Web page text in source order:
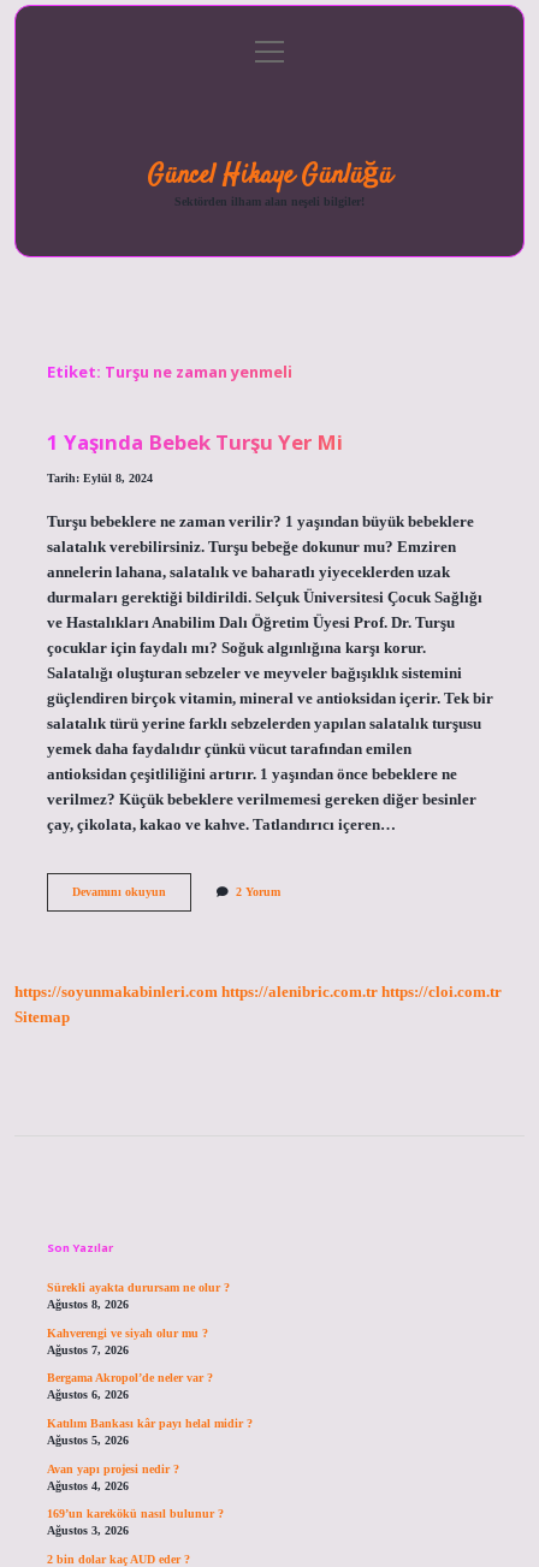
menüyü
aç
Güncel Hikaye Günlüğü
Sektörden ilham alan neşeli bilgiler!
Etiket: Turşu ne zaman yenmeli
1 Yaşında Bebek Turşu Yer Mi
Tarih: Eylül 8, 2024
Turşu bebeklere ne zaman verilir? 1 yaşından büyük bebeklere
salatalık verebilirsiniz. Turşu bebeğe dokunur mu? Emziren
annelerin lahana, salatalık ve baharatlı yiyeceklerden uzak
durmaları gerektiği bildirildi. Selçuk Üniversitesi Çocuk Sağlığı
ve Hastalıkları Anabilim Dalı Öğretim Üyesi Prof. Dr. Turşu
çocuklar için faydalı mı? Soğuk algınlığına karşı korur.
Salatalığı oluşturan sebzeler ve meyveler bağışıklık sistemini
güçlendiren birçok vitamin, mineral ve antioksidan içerir. Tek bir
salatalık türü yerine farklı sebzelerden yapılan salatalık turşusu
yemek daha faydalıdır çünkü vücut tarafından emilen
antioksidan çeşitliliğini artırır. 1 yaşından önce bebeklere ne
verilmez? Küçük bebeklere verilmemesi gereken diğer besinler
çay, çikolata, kakao ve kahve. Tatlandırıcı içeren…
Devamını okuyun1
2 Yorum
https://soyunmakabinleri.com https://alenibric.com.tr https://cloi.com.tr
Sitemap
Son Yazılar
Sürekli ayakta durursam ne olur ?
Ağustos 8, 2026
Kahverengi ve siyah olur mu ?
Ağustos 7, 2026
Bergama Akropol’de neler var ?
Ağustos 6, 2026
Katılım Bankası kâr payı helal midir ?
Ağustos 5, 2026
Avan yapı projesi nedir ?
Ağustos 4, 2026
169’un karekökü nasıl bulunur ?
Ağustos 3, 2026
2 bin dolar kaç AUD eder ?